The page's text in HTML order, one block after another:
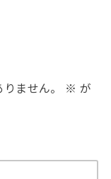
ません。 ※ が